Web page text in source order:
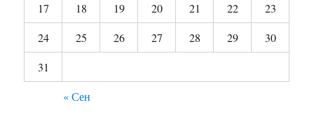
17
18 19 20 21 22
23
24
25 26 27 28 29
30
31
« Сен